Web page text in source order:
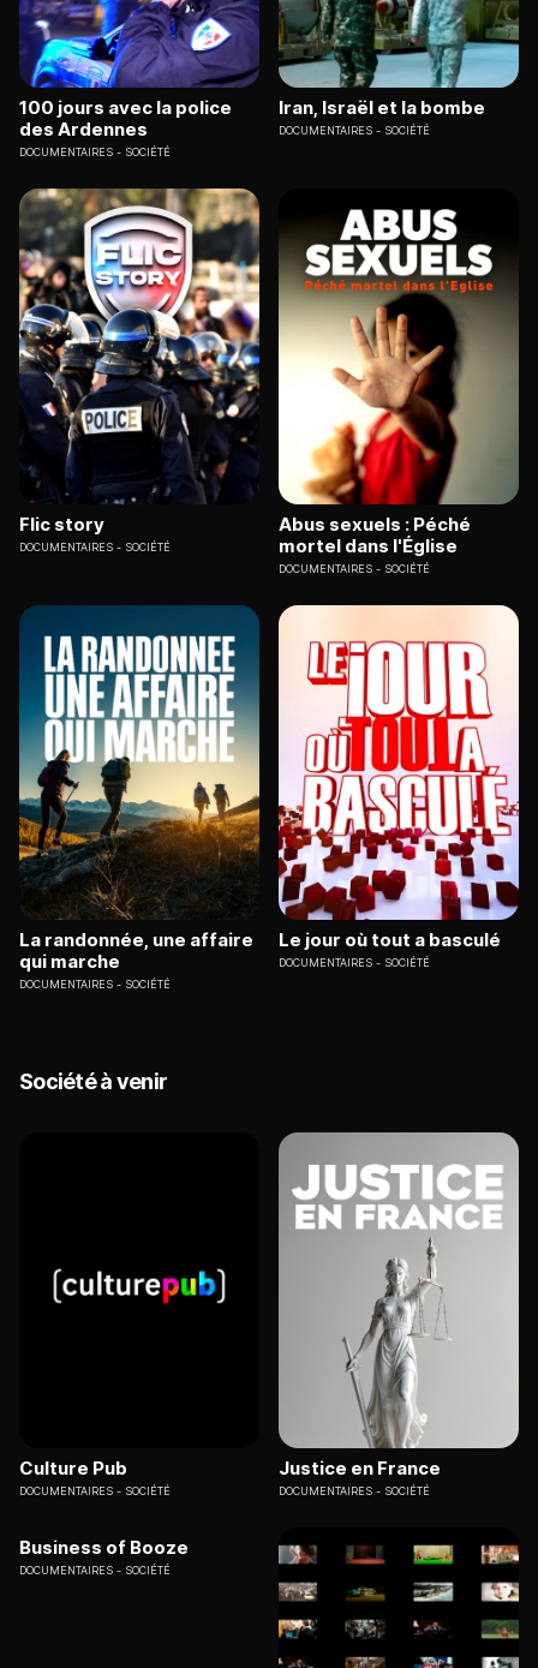
100 jours avec la police
des Ardennes
DOCUMENTAIRES SOCIÉTÉ
Iran, Israël et la bombe
DOCUMENTAIRES SOCIÉTÉ
Flic story
DOCUMENTAIRES SOCIÉTÉ
Abus sexuels : Péché
mortel dans l'Église
DOCUMENTAIRES SOCIÉTÉ
La randonnée, une affaire
qui marche
DOCUMENTAIRES SOCIÉTÉ
Le jour où tout a basculé
DOCUMENTAIRES SOCIÉTÉ
Société à venir
Culture Pub
DOCUMENTAIRES SOCIÉTÉ
Justice en France
DOCUMENTAIRES SOCIÉTÉ
Business of Booze
DOCUMENTAIRES SOCIÉTÉ